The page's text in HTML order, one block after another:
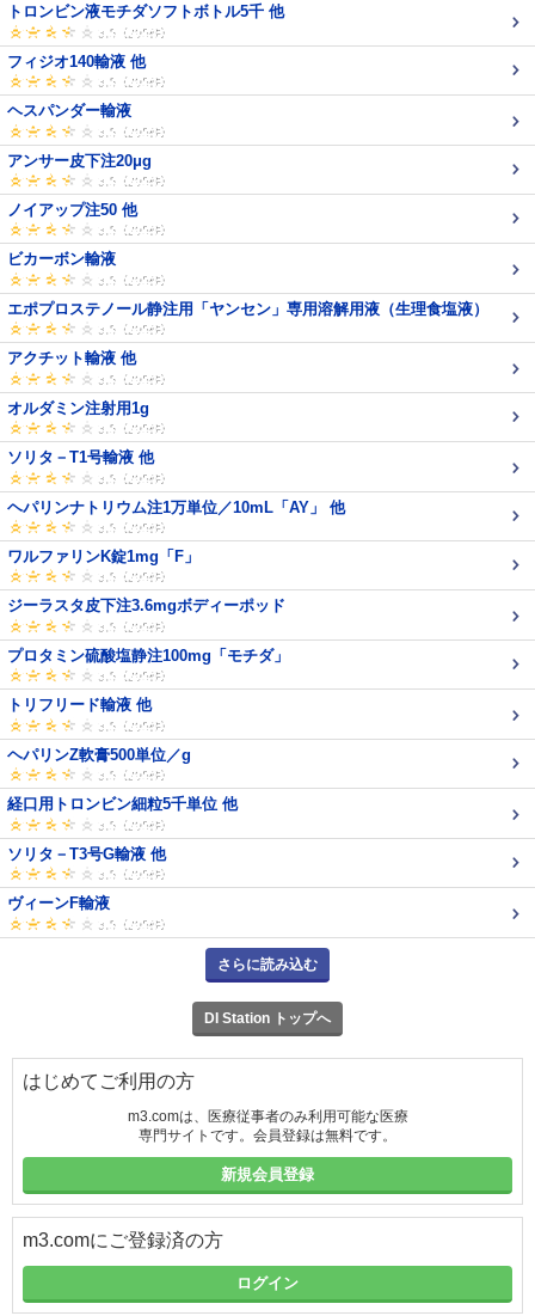
トロンビン液モチダソフトボトル5千 他
フィジオ140輸液 他
ヘスパンダー輸液
アンサー皮下注20μg
ノイアップ注50 他
ビカーボン輸液
エポプロステノール静注用「ヤンセン」専用溶解用液（生理食塩液）
アクチット輸液 他
オルダミン注射用1g
ソリタ－T1号輸液 他
ヘパリンナトリウム注1万単位／10mL「AY」 他
ワルファリンK錠1mg「F」
ジーラスタ皮下注3.6mgボディーポッド
プロタミン硫酸塩静注100mg「モチダ」
トリフリード輸液 他
ヘパリンZ軟膏500単位／g
経口用トロンビン細粒5千単位 他
ソリタ－T3号G輸液 他
ヴィーンF輸液
さらに読み込む
DI Station トップへ
はじめてご利用の方
m3.comは、医療従事者のみ利用可能な医療
専門サイトです。会員登録は無料です。
新規会員登録
m3.comにご登録済の方
ログイン